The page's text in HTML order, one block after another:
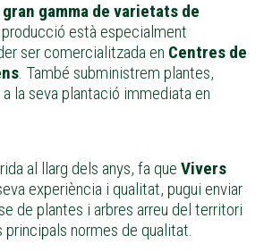
gran gamma de varietats de
està especialment
ser comercialitzada en Centres de
. També subministrem plantes,
la seva plantació immediata en
al llarg dels anys, fa que Vivers
experiència i qualitat, pugui enviar
de plantes i arbres arreu del territori
principals normes de qualitat.